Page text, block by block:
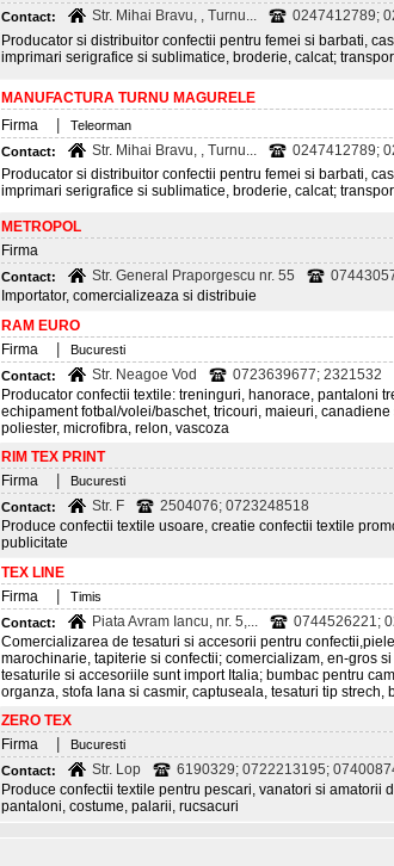
Contact:
Str. Mihai Bravu, , Turnu...
0247412789;
Producator si distribuitor confectii pentru femei si barbati,
imprimari serigrafice si sublimatice, broderie, calcat;
MANUFACTURA TURNU MAGURELE
Firma
Teleorman
Contact:
Str. Mihai Bravu, , Turnu...
0247412789;
Producator si distribuitor confectii pentru femei si barbati,
imprimari serigrafice si sublimatice, broderie, calcat;
METROPOL
Firma
Contact:
Str. General Praporgescu nr. 55
Importator, comercializeaza si distribuie
RAM EURO
Firma
Bucuresti
Contact:
Str. Neagoe Vod
0723639677; 2321532
Producator confectii textile: treninguri, hanorace, pantaloni
echipament fotbal/volei/baschet, tricouri, maieuri,
poliester, microfibra, relon, vascoza
RIM TEX PRINT
Firma
Bucuresti
Contact:
Str. F
2504076; 0723248518
Produce confectii textile usoare, creatie confectii textile
publicitate
TEX LINE
Firma
Timis
Contact:
Piata Avram Iancu, nr. 5,...
0744526221;
Comercializarea de tesaturi si accesorii pentru
marochinarie, tapiterie si confectii; comercializam, en-gros
tesaturile si accesoriile sunt import Italia; bumbac pentru
organza, stofa lana si casmir, captuseala, tesaturi tip strech,
ZERO TEX
Firma
Bucuresti
Contact:
Str. Lop
6190329; 0722213195;
Produce confectii textile pentru pescari, vanatori si amatorii
pantaloni, costume, palarii, rucsacuri